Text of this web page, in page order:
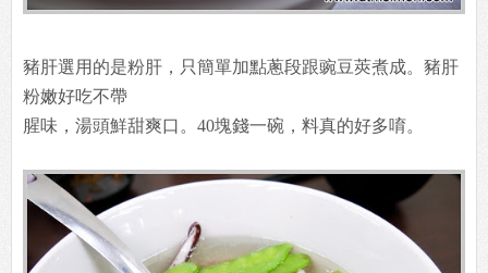
豬肝選用的是粉肝，只簡單加點蔥段跟豌豆莢煮成。豬肝
粉嫩好吃不帶
腥味，湯頭鮮甜爽口。40塊錢一碗，料真的好多唷。